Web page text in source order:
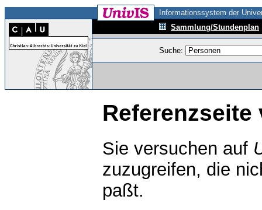
Informationssystem der
Sammlung/Stundenplan
Suche:
Referenzseite
Sie versuchen auf
zuzugreifen, die
paßt.